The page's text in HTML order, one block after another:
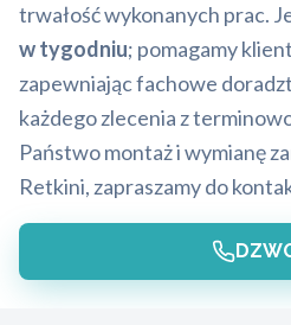
trwałość wykonanych prac.
w tygodniu; pomagamy
zapewniając fachowe
każdego zlecenia z
Państwo montaż i wymianę
Retkini, zapraszamy do